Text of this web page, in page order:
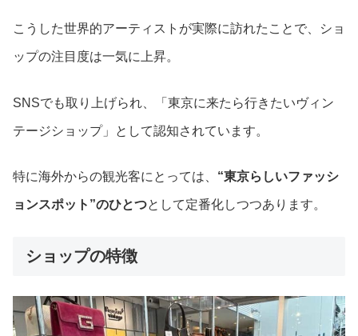
こうした世界的アーティストが実際に訪れたことで、ショ
ップの注目度は一気に上昇。
SNSでも取り上げられ、「東京に来たら行きたいヴィン
テージショップ」として認知されています。
特に海外からの観光客にとっては、 “東京らしいファッシ
ョンスポット”のひとつとして定番化しつつあります。
ショップの特徴